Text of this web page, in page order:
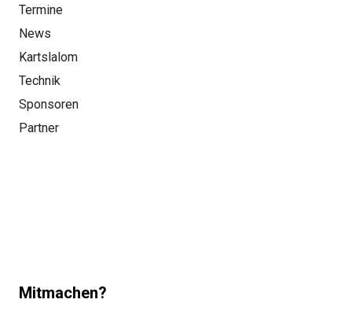
Termine
News
Kartslalom
Technik
Sponsoren
Partner
Mitmachen?